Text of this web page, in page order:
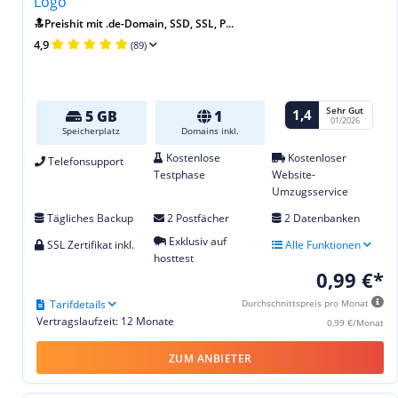
🔝Preishit mit .de-Domain, SSD, SSL, P...
4,9 (89)
5 GB
Speicherplatz
1
Domains inkl.
1,4 Sehr Gut
01/2026
Telefonsupport
Kostenlose
Testphase
Kostenloser
Website-
Umzugsservice
Tägliches Backup
2 Postfächer
2 Datenbanken
SSL Zertifikat inkl.
Exklusiv auf
hosttest
Alle Funktionen
0,99 €*
Durchschnittspreis pro Monat
0,99 €/Monat
Vertragslaufzeit: 12 Monate
Tarifdetails
ZUM ANBIETER